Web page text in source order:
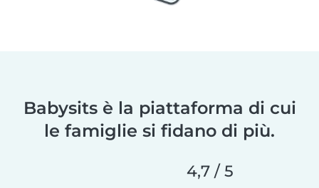
Babysits è la piattaforma di cui
le famiglie si fidano di più.
4,7 / 5